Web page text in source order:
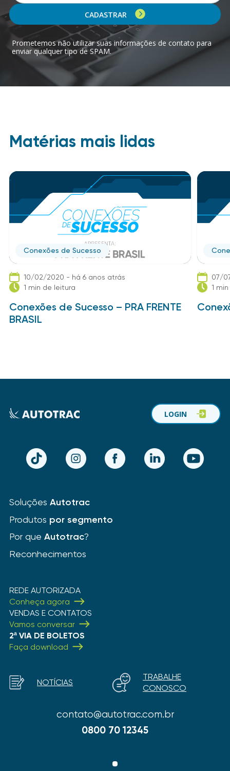
CADASTRAR
Prometemos não utilizar suas informações de contato para
enviar qualquer tipo de SPAM.
Matérias mais lidas
Conexões de Sucesso
10/02/2020 - há 6 anos atrás
1 min de leitura
Conexões de Sucesso – PRA FRENTE
BRASIL
07/
1
TikTok Instagram Facebook LinkedIn YouTube
LOGIN
Soluções Autotrac
Produtos por segmento
Por que Autotrac?
Reconhecimentos
REDE AUTORIZADA
Conheça agora
VENDAS E CONTATOS
Vamos conversar
2ª VIA DE BOLETOS
Faça download
contato@autotrac.com.br
0800 70 12345
NOTÍCIAS
TRABALHE
CONOSCO